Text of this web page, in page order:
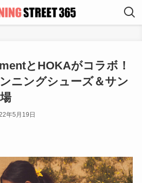
とHOKAがコラボ！
ニングシューズ＆サン
年5月19日